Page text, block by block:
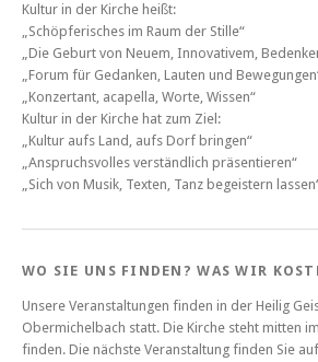
Kultur in der Kirche heißt:
„Schöpferisches im Raum der Stille“
„Die Geburt von Neuem, Innovativem,
„Forum für Gedanken, Lauten und
„Konzertant, acapella, Worte, Wissen“
Kultur in der Kirche hat zum Ziel:
„Kultur aufs Land, aufs Dorf bringen“
„Anspruchsvolles verständlich präsentieren“
„Sich von Musik, Texten, Tanz begeistern
WO SIE UNS FINDEN? WAS WIR
Unsere Veranstaltungen finden in der Heilig
Obermichelbach statt. Die Kirche steht mitten
finden. Die nächste Veranstaltung finden Sie